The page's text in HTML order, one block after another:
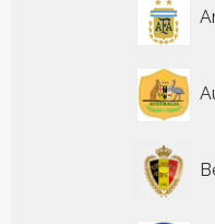
productpagina